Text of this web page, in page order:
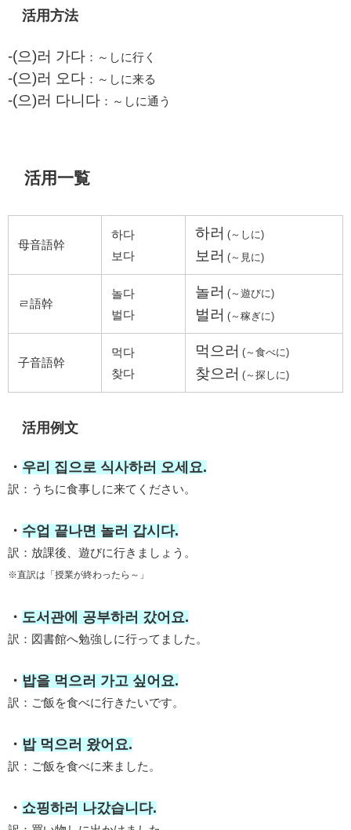
活用方法
-(으)러 가다 ：～しに行く
-(으)러 오다 ：～しに来る
-(으)러 다니다 ：～しに通う
活用一覧
母音語幹
하다
보다
하러 (～しに)
보러 (～見に)
ㄹ語幹
놀다
벌다
놀러 (～遊びに)
벌러 (～稼ぎに)
子音語幹
먹다
찾다
먹으러 (～食べに)
찾으러 (～探しに)
活用例文
・ 우리 집으로 식사하러 오세요.
訳：うちに食事しに来てください。
・ 수업 끝나면 놀러 갑시다.
訳：放課後、遊びに行きましょう。
※直訳は「授業が終わったら～」
・ 도서관에 공부하러 갔어요.
訳：図書館へ勉強しに行ってました。
・ 밥을 먹으러 가고 싶어요.
訳：ご飯を食べに行きたいです。
・ 밥 먹으러 왔어요.
訳：ご飯を食べに来ました。
・ 쇼핑하러 나갔습니다.